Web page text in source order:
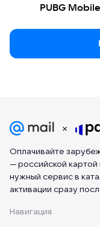
PUBG Mobile
Оплачивайте
— российской
нужный сервис в
активации сразу
Навигация